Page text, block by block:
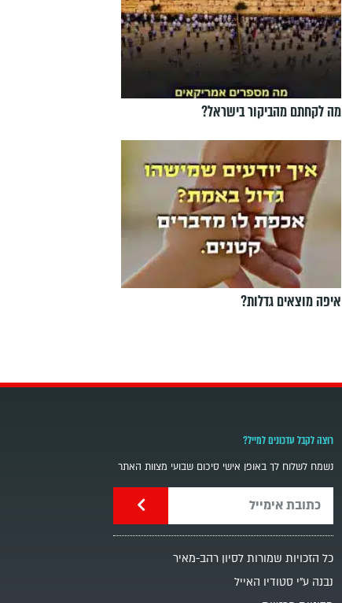
מה לקחתם מהביקור בישראל?
איפה מוצאים גדלות?
רוצה לקבל עדכונים למייל?
נשמח לשלוח לך באופן אישי סיכום שבועי מצוות האתר
כל הזכויות שמורות לסיון רהב-מאיר
נבנה ע"י סטודיו האייל